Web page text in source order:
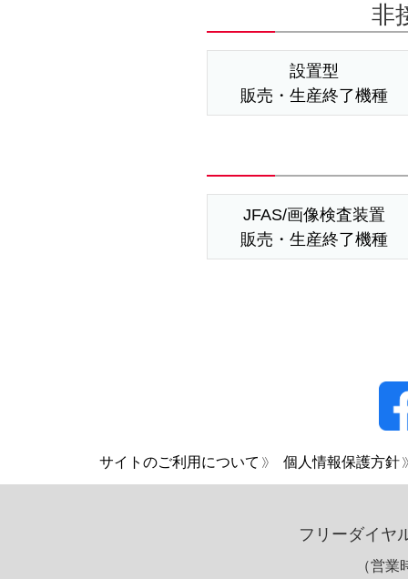
非
設置型
販売・生産終了機種
JFAS/画像検査装置
販売・生産終了機種
サイトのご利用について 個人情報保護方針
フリーダイヤ
（営